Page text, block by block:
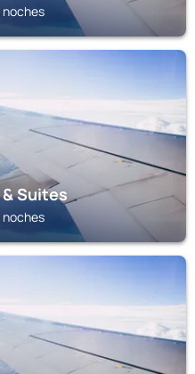
noches
Suites
noches